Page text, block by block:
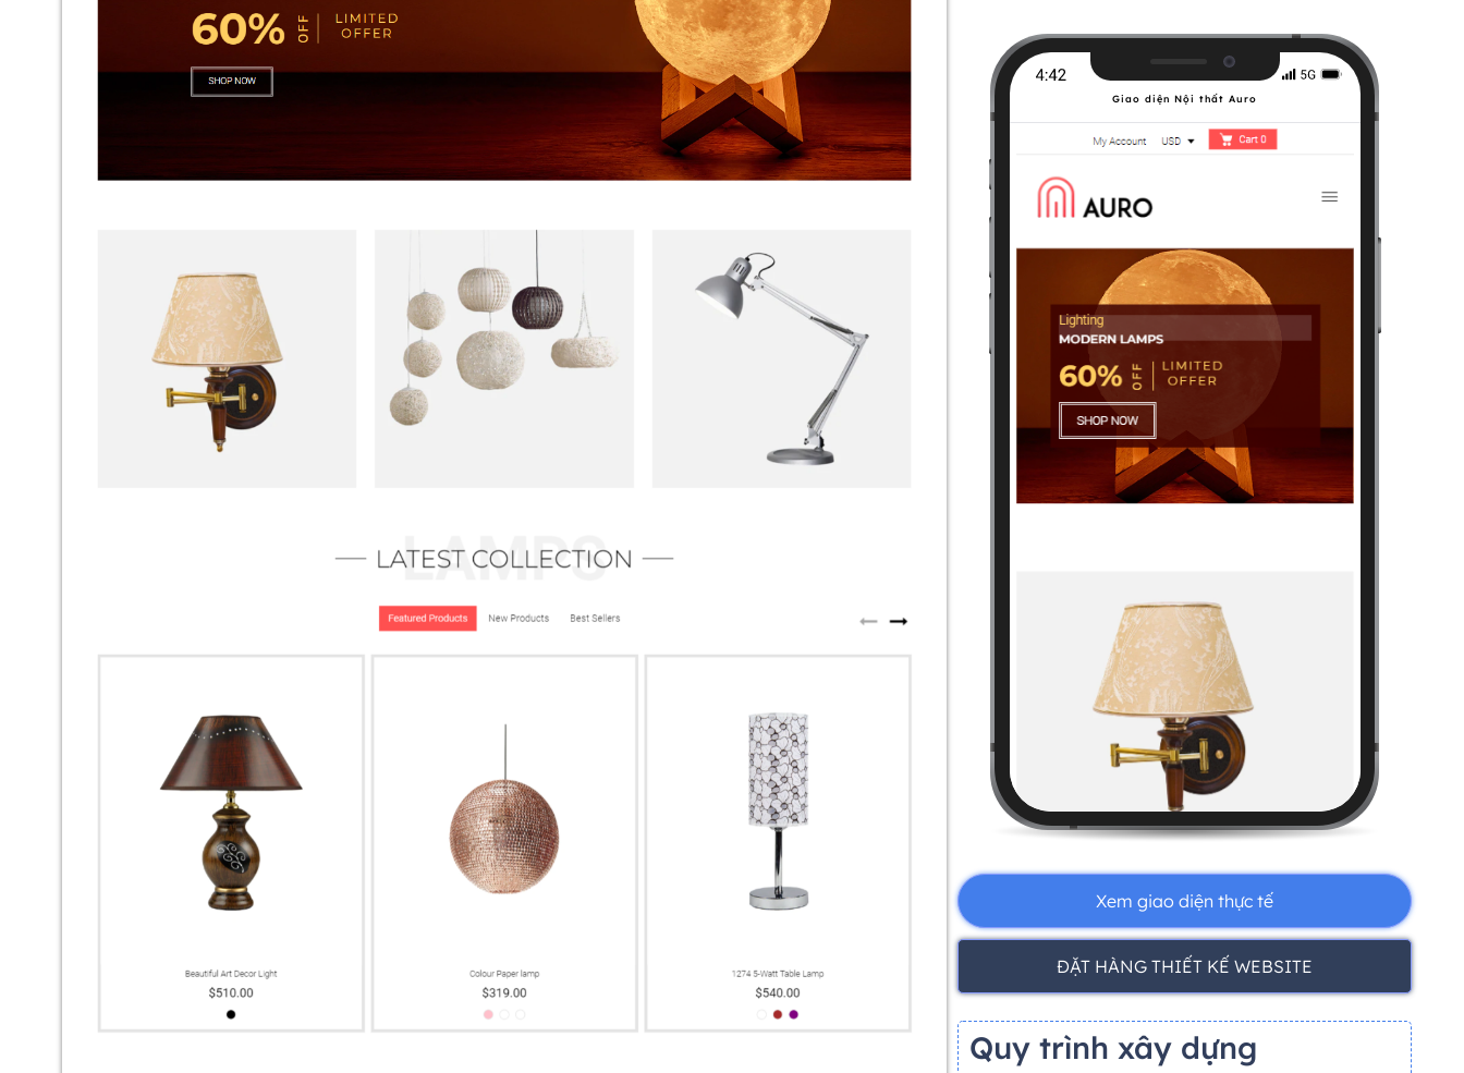
Giao diện Nội thất Auro
Xem giao diện thực tế
ĐẶT HÀNG THIẾT KẾ WEBSITE
Quy trình xây dựng